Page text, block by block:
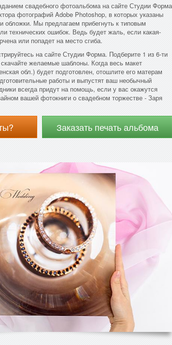
свадебного фотоальбома на сайте Студии Форма
фотографий Adobe Photoshop, в которых указаны
обложки. Мы предлагаем прибегнуть к типовым
технических ошибок. Ведь будет жаль, если какая-
или попадет на место сгиба.
на сайте Студии Форма. Подберите 1 из 6-ти
желаемые шаблоны. Когда весь макет
обл.) будет подготовлен, отошлите его матерам
работы и выпустят ваш необычный
всегда придут на помощь, если у вас окажутся
вашей фотокниги о свадебном торжестве - Заря
Заказать печать альбома